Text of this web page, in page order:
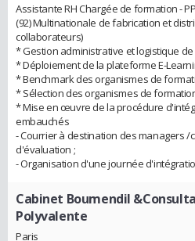
Assistante RH Chargée de formation -
(92) Multinationale de fabrication et
collaborateurs)
* Gestion administrative et logistique
* Déploiement de la plateforme E-
* Benchmark des organismes de
* Sélection des organismes de
* Mise en œuvre de la procédure
embauchés
- Courrier à destination des managers
d'évaluation ;
- Organisation d'une journée
Cabinet Boumendil
Polyvalente
Paris